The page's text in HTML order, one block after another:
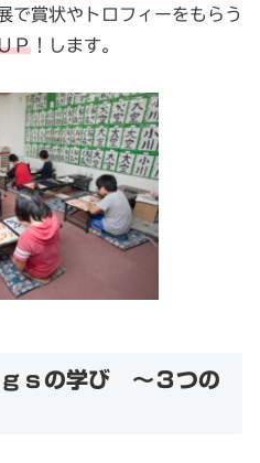
で賞状やトロフィーをもらう
Ｐ ！します。
ｓの学び ～３つの